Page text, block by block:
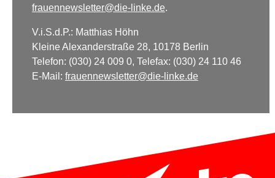
frauennewsletter@die-linke.de.
V.i.S.d.P.: Matthias Höhn
Kleine Alexanderstraße 28, 10178 Berlin
Telefon: (030) 24 009 0, Telefax: (030) 24 110 46
E-Mail: frauennewsletter@die-linke.de